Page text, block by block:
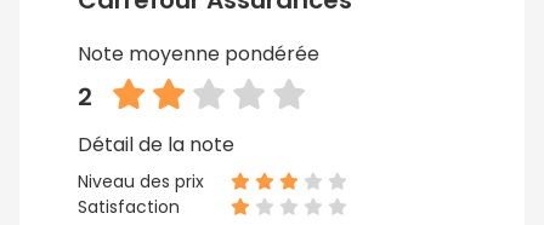
Note moyenne pondérée
2
Détail de la note
Niveau des prix
Satisfaction